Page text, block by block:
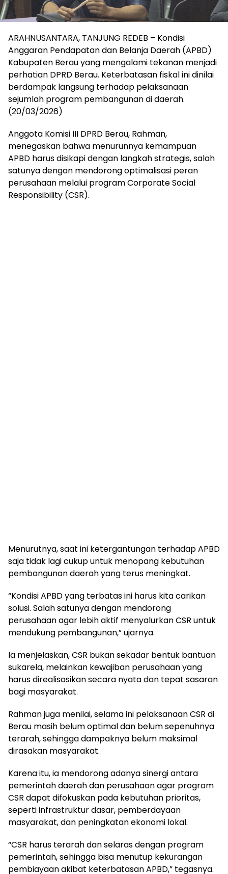
ARAHNUSANTARA, TANJUNG REDEB – Kondisi
Anggaran Pendapatan dan Belanja Daerah (APBD)
Kabupaten Berau yang mengalami tekanan menjadi
perhatian DPRD Berau. Keterbatasan fiskal ini dinilai
berdampak langsung terhadap pelaksanaan
sejumlah program pembangunan di daerah.
(20/03/2026)
Anggota Komisi III DPRD Berau, Rahman,
menegaskan bahwa menurunnya kemampuan
APBD harus disikapi dengan langkah strategis, salah
satunya dengan mendorong optimalisasi peran
perusahaan melalui program Corporate Social
Responsibility (CSR).
Menurutnya, saat ini ketergantungan terhadap APBD
saja tidak lagi cukup untuk menopang kebutuhan
pembangunan daerah yang terus meningkat.
“Kondisi APBD yang terbatas ini harus kita carikan
solusi. Salah satunya dengan mendorong
perusahaan agar lebih aktif menyalurkan CSR untuk
mendukung pembangunan,” ujarnya.
Ia menjelaskan, CSR bukan sekadar bentuk bantuan
sukarela, melainkan kewajiban perusahaan yang
harus direalisasikan secara nyata dan tepat sasaran
bagi masyarakat.
Rahman juga menilai, selama ini pelaksanaan CSR di
Berau masih belum optimal dan belum sepenuhnya
terarah, sehingga dampaknya belum maksimal
dirasakan masyarakat.
Karena itu, ia mendorong adanya sinergi antara
pemerintah daerah dan perusahaan agar program
CSR dapat difokuskan pada kebutuhan prioritas,
seperti infrastruktur dasar, pemberdayaan
masyarakat, dan peningkatan ekonomi lokal.
“CSR harus terarah dan selaras dengan program
pemerintah, sehingga bisa menutup kekurangan
pembiayaan akibat keterbatasan APBD,” tegasnya.